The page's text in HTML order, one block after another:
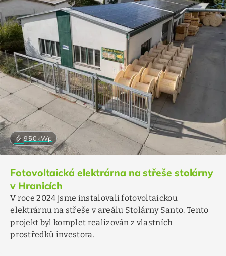
bolt950kWp
Fotovoltaická elektrárna na střeše stolárny
v Hranicích
V roce 2024 jsme instalovali fotovoltaickou
elektrárnu na střeše v areálu Stolárny Santo. Tento
projekt byl komplet realizován z vlastních
prostředků investora.